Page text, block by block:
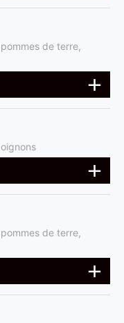
de terre,
de terre,